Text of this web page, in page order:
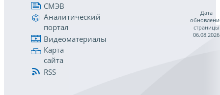
СМЭВ
Аналитический
портал
Видеоматериалы
Карта
сайта
RSS
Дата
страницы
06.08.2026